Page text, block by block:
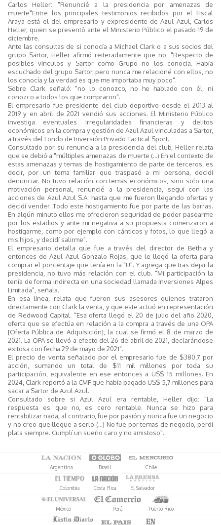
Carlos Heller: "Renuncié a la presidencia por amenazas de
muerte"Entre los principales testimonios recibidos por el Fiscal
Araya está el del empresario y expresidente de Azul Azul, Carlos
Heller, quien se presentó ante el Ministerio Público el pasado 19 de
diciembre.
Ante las consultas de si conocía a Michael Clark o a sus socios del
grupo Sartor, Heller afirmó reiteradamente que no: "Respecto de
posibles vínculos y Sartor como Grupo no los conocía. Había
escuchado del grupo Sartor, pero nunca me relacioné con ellos, no
los conocía y la verdad es que me importaba muy poco".
Sobre Clark señaló: "no lo conozco, no he hablado con él, ni
conozco a todos los que compraron".
El empresario fue presidente del club deportivo desde el 2013 al
2019 y en abril de 2021 vendió sus acciones. El Ministerio Público
investiga eventuales irregularidades financieras y delitos
económicos en la compra y gestión de Azul Azul vinculadas a Sartor,
a través del Fondo de Inversión Privado Tactical Sport.
Consultado por su renuncia a la presidencia del club, Heller relata
que se debió a "múltiples amenazas de muerte (...) En el contexto de
estas amenazas y temas de hostigamiento de parte de terceros, es
decir, por un tema familiar que traspasó a mi persona, decidí
denunciar. No tuvo relación con temas económicos, sino solo una
motivación personal, renuncié a la presidencia, seguí con las
acciones de Azul Azul S.A. hasta que me fueron llegando ofertas y
decidí vender. Todo este hostigamiento fue por parte de las barras.
En algún minuto ellos me ofrecieron seguridad de poder pasearme
por los estadios y ante mi negativa a su propuesta comenzaron a
hostigarme, como por ejemplo con cánticos y fotos, lo que llegó a
mis hijos, y decidí salirme".
El empresario detalla que fue a través del director de Bethia y
entonces de Azul Azul Gonzalo Rojas, que le llegó la oferta para
comprar el porcentaje que tenía en la "U". Y agrega que tras dejar la
presidencia, no tuvo más relación con el club. "Mi participación la
tenía de forma indirecta en una sociedad llamada Inversiones Alpes
Limitada", señala.
En esa línea, relata que fueron sus asesores quienes trataron
directamente con Clark la venta, y que este actuó en representación
de Redwood Capital. "Esa oferta llegó el 20 de julio del año 2020,
oferta que se efectúa en relación a la compra a través de una OPA
[Oferta Pública de Adquisición], la cual se firmó el 8 de marzo de
2021. La OPA se llevó a efecto del 26 de abril de 2021, declarándose
exitosa con fecha 29 de mayo de 2021".
El precio de venta señalado por el empresario fue de $380,7 por
acción, sumando un total de $11 mil millones por toda su
participación, equivalente en ese entonces a US$ 15 millones. En
2024, Clark reportó a la CMF que había pagado US$ 5,7 millones para
sacar a Sartor de Azul Azul.
Consultado sobre si Azul Azul era rentable, Heller dijo: "La
respuesta es que no, es cero rentable. Nunca se hizo para
rentabilizar nada; al contrario, fue por pasión y nunca fue un negocio
y no creo que llegue a serlo (...) No fue por temas de negocio, perdí
plata siempre. Cumplí un sueño caro y no amistoso".
Argentina Brasil Chile
Colombia Costa Rica El Salvador
México Perú Puerto Rico